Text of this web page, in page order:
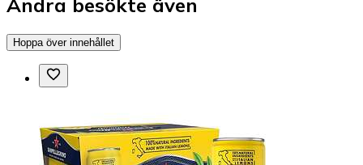
Hoppa över innehållet